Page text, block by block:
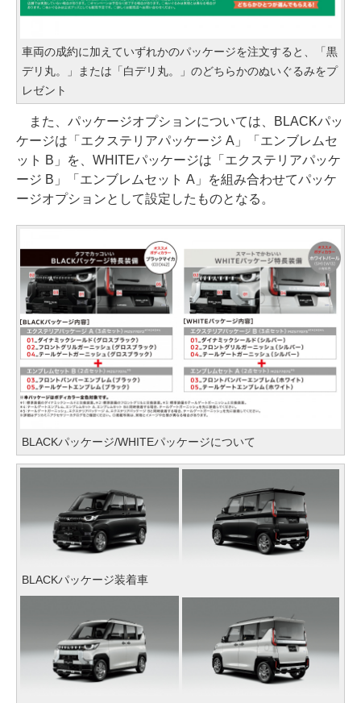
車両の成約に加えていずれかのパッケージを注文すると、「黒
デリ丸。」または「白デリ丸。」のどちらかのぬいぐるみをプ
レゼント
また、パッケージオプションについては、BLACKパッ
ケージは「エクステリアパッケージ A」「エンブレムセ
ット B」を、WHITEパッケージは「エクステリアパッケ
ージ B」「エンブレムセット A」を組み合わせてパッケ
ージオプションとして設定したものとなる。
BLACKパッケージ/WHITEパッケージについて
BLACKパッケージ装着車